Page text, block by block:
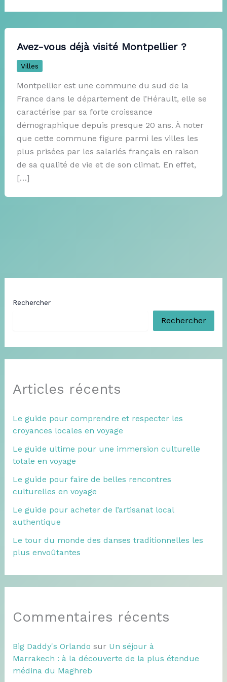
Avez-vous déjà visité Montpellier ?
Villes
Montpellier est une commune du sud de la
France dans le département de l’Hérault, elle se
caractérise par sa forte croissance
démographique depuis presque 20 ans. À noter
que cette commune figure parmi les villes les
plus prisées par les salariés français en raison
de sa qualité de vie et de son climat. En effet,
[…]
Rechercher
Rechercher
Articles récents
Le guide pour comprendre et respecter les
croyances locales en voyage
Le guide ultime pour une immersion culturelle
totale en voyage
Le guide pour faire de belles rencontres
culturelles en voyage
Le guide pour acheter de l’artisanat local
authentique
Le tour du monde des danses traditionnelles les
plus envoûtantes
Commentaires récents
Big Daddy's Orlando sur Un séjour à
Marrakech : à la découverte de la plus étendue
médina du Maghreb